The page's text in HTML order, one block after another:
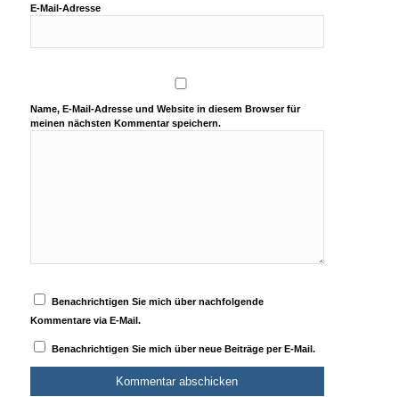
E-Mail-Adresse
Name, E-Mail-Adresse und Website in diesem Browser für
meinen nächsten Kommentar speichern.
Benachrichtigen Sie mich über nachfolgende
Kommentare via E-Mail.
Benachrichtigen Sie mich über neue Beiträge per E-Mail.